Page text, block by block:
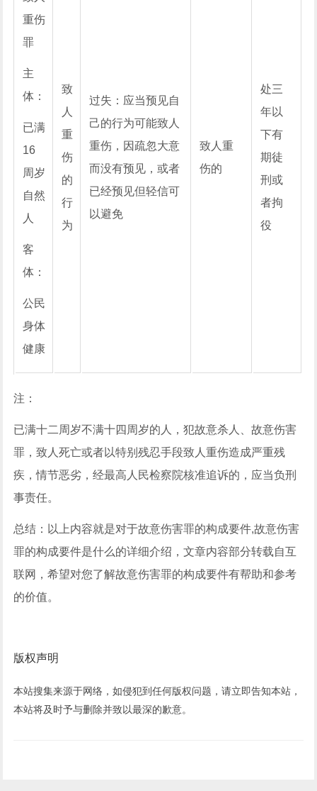
重伤
罪
主
体：
已满
16
周岁
自然
人
客
体：
公民
身体
健康
致
人
重
伤
的
行
为
过失：应当预见自
己的行为可能致人
重伤，因疏忽大意
而没有预见，或者
已经预见但轻信可
以避免
致人重
伤的
处三
年以
下有
期徒
刑或
者拘
役
注：
已满十二周岁不满十四周岁的人，犯故意杀人、故意伤害
罪，致人死亡或者以特别残忍手段致人重伤造成严重残
疾，情节恶劣，经最高人民检察院核准追诉的，应当负刑
事责任。
总结：以上内容就是对于故意伤害罪的构成要件,故意伤害
罪的构成要件是什么的详细介绍，文章内容部分转载自互
联网，希望对您了解故意伤害罪的构成要件有帮助和参考
的价值。
版权声明
本站搜集来源于网络，如侵犯到任何版权问题，请立即告知本站，
本站将及时予与删除并致以最深的歉意。